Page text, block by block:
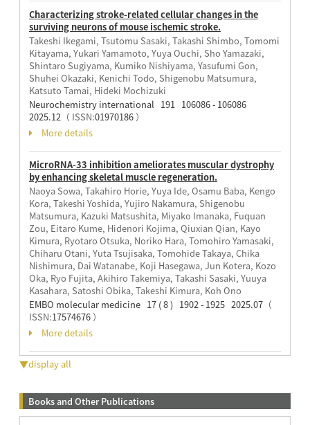
Characterizing stroke-related cellular changes in the
surviving neurons of mouse ischemic stroke.
Takeshi Ikegami, Tsutomu Sasaki, Takashi Shimbo, Tomomi
Kitayama, Yukari Yamamoto, Yuya Ouchi, Sho Yamazaki,
Shintaro Sugiyama, Kumiko Nishiyama, Yasufumi Gon,
Shuhei Okazaki, Kenichi Todo, Shigenobu Matsumura,
Katsuto Tamai, Hideki Mochizuki
Neurochemistry international 191 106086 - 106086
2025.12 （ ISSN:01970186）
More details
MicroRNA-33 inhibition ameliorates muscular dystrophy
by enhancing skeletal muscle regeneration.
Naoya Sowa, Takahiro Horie, Yuya Ide, Osamu Baba, Kengo
Kora, Takeshi Yoshida, Yujiro Nakamura, Shigenobu
Matsumura, Kazuki Matsushita, Miyako Imanaka, Fuquan
Zou, Eitaro Kume, Hidenori Kojima, Qiuxian Qian, Kayo
Kimura, Ryotaro Otsuka, Noriko Hara, Tomohiro Yamasaki,
Chiharu Otani, Yuta Tsujisaka, Tomohide Takaya, Chika
Nishimura, Dai Watanabe, Koji Hasegawa, Jun Kotera, Kozo
Oka, Ryo Fujita, Akihiro Takemiya, Takashi Sasaki, Yuuya
Kasahara, Satoshi Obika, Takeshi Kimura, Koh Ono
EMBO molecular medicine 17 ( 8 ) 1902 - 1925 2025.07（
ISSN:17574676）
More details
▼display all
Books and Other Publications